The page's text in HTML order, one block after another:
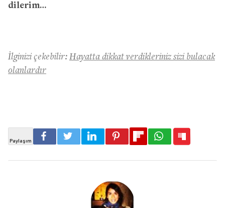
dilerim…
İlginizi çekebilir: Hayatta dikkat verdikleriniz sizi bulacak
olanlardır